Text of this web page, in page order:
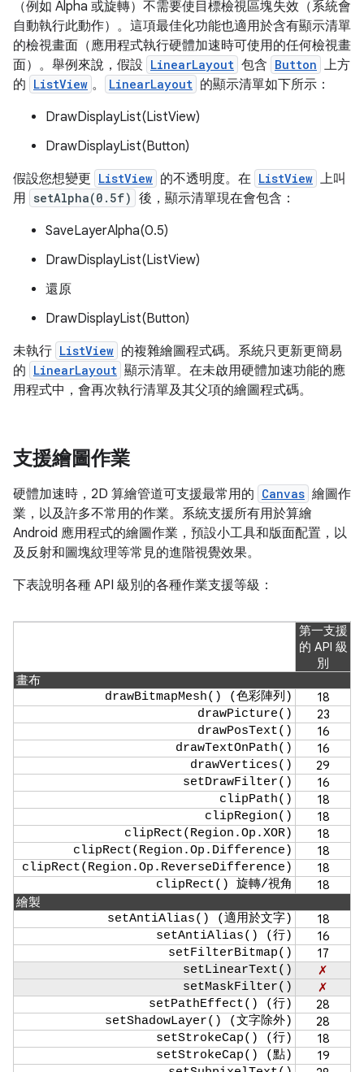
（例如 Alpha 或旋轉）不需要使目標檢視區塊失效（系統會
自動執行此動作）。這項最佳化功能也適用於含有顯示清單
的檢視畫面（應用程式執行硬體加速時可使用的任何檢視畫
面）。舉例來說，假設 LinearLayout 包含 Button 上方
的 ListView 。 LinearLayout 的顯示清單如下所示：
DrawDisplayList(ListView)
DrawDisplayList(Button)
假設您想變更 ListView 的不透明度。在 ListView 上叫
用 setAlpha(0.5f) 後，顯示清單現在會包含：
SaveLayerAlpha(0.5)
DrawDisplayList(ListView)
還原
DrawDisplayList(Button)
未執行 ListView 的複雜繪圖程式碼。系統只更新更簡易
的 LinearLayout 顯示清單。在未啟用硬體加速功能的應
用程式中，會再次執行清單及其父項的繪圖程式碼。
支援繪圖作業
硬體加速時，2D 算繪管道可支援最常用的 Canvas 繪圖作
業，以及許多不常用的作業。系統支援所有用於算繪
Android 應用程式的繪圖作業，預設小工具和版面配置，以
及反射和圖塊紋理等常見的進階視覺效果。
下表說明各種 API 級別的各種作業支援等級：
第一支援
的 API 級
別
畫布
drawBitmapMesh() (色彩陣列) 18
drawPicture() 23
drawPosText() 16
drawTextOnPath() 16
drawVertices() 29
setDrawFilter() 16
clipPath() 18
clipRegion() 18
clipRect(Region.Op.XOR) 18
clipRect(Region.Op.Difference) 18
clipRect(Region.Op.ReverseDifference) 18
clipRect() 旋轉/視角
18
繪製
setAntiAlias() (適用於文字) 18
setAntiAlias() (行) 16
setFilterBitmap() 17
setLinearText() ✗
setMaskFilter() ✗
setPathEffect() (行) 28
setShadowLayer() (文字除外) 28
setStrokeCap() (行) 18
setStrokeCap() (點) 19